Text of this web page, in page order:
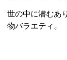
世の中に潜むあ
物バラエティ。